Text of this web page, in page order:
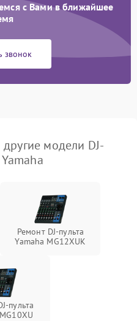
с Вами в ближайшее
звонок
модели DJ-
Ремонт DJ-пульта
Yamaha MG12XUK
пульта